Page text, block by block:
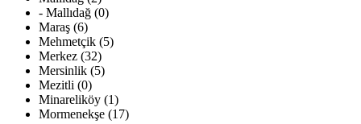
- Mallıdağ (0)
Maraş (6)
Mehmetçik (5)
Merkez (32)
Mersinlik (5)
Mezitli (0)
Minareliköy (1)
Mormenekşe (17)